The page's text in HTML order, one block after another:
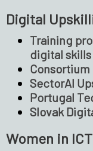
Digital
Training
digital skills
Consortium
SectorAI
Portugal
Slovak
Women in